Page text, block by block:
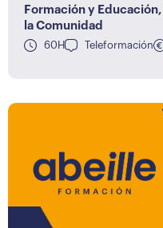
Formación y Educación,
la Comunidad
60H Teleformación